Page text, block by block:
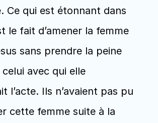
Ce qui est étonnant dans
le fait d’amener la femme
sans prendre la peine
celui avec qui elle
l’acte. Ils n’avaient pas pu
cette femme suite à la